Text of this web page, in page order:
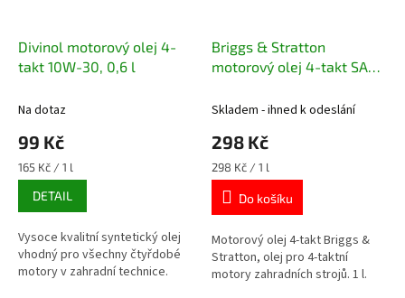
Divinol motorový olej 4-
takt 10W-30, 0,6 l
Na dotaz
99 Kč
Měrná
cena:
165 Kč / 1 l
DETAIL
Vysoce kvalitní syntetický olej
vhodný pro všechny čtyřdobé
motory v zahradní technice.
Briggs & Stratton
motorový olej 4-takt SAE
Skladem - ihned k odeslání
298 Kč
Měrná
cena:
298 Kč / 1 l
Do košíku
Motorový olej 4-takt Briggs &
Stratton, olej pro 4-taktní
motory zahradních strojů. 1 l.